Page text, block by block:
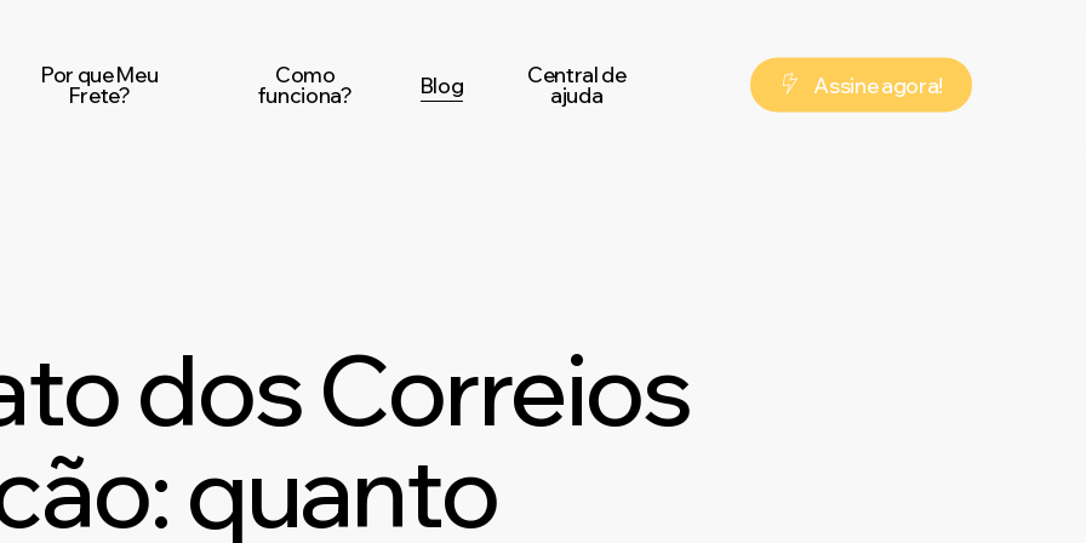
Por que Meu
Frete?
Como
funciona?
Blog
Central de
ajuda
Assineagora!
dos Correios
quanto